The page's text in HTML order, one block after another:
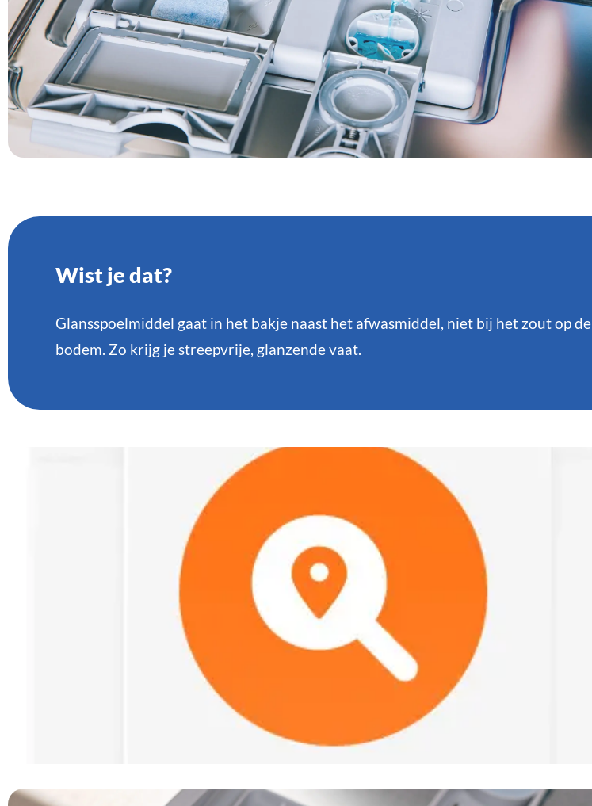
Wist je dat?
Glansspoelmiddel gaat in het bakje naast het afwasmiddel, niet bij het zout op de
bodem. Zo krijg je streepvrije, glanzende vaat.